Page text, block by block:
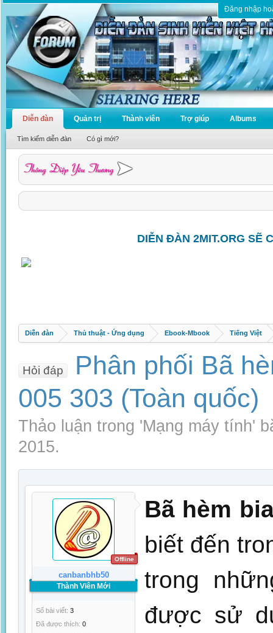
Đăng nhập
Diễn đàn
Tìm kiếm diễn đàn Có gì mới?
Quản trị Thành viên Trợ giúp Albums
DIỄN ĐÀN 2MIT.ORG SẼ
Diễn đàn Thủ thuật - Ứng dụng Ebook-Mbook Tiếng Việt
Hỏi đáp
Phân phối Bã
005 303 (Toàn quốc)
Thảo luận trong 'Mạng máy tính'
2015.
Offline
canbanbhb50
Thành Viên Mới
Số bài viết: 3
Đã được thích: 0
Bã hèm
biết đến
trong
được sử